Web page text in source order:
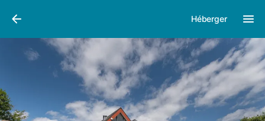
Héberger
Photos